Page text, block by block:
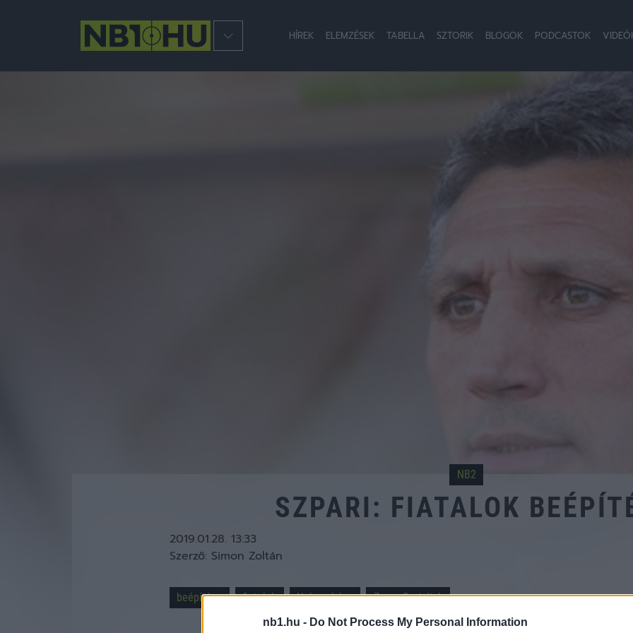
nb1.hu - Do Not Process My Personal Information
HÍREK ELEMZÉSEK TABELLA SZTORIK BLOGOK PODCASTOK
NB2
SZPARI: FIATALOK
2019.01.28. 13:33
Szerző: Simon Zoltán
beépítése fiatalok Nyíregyháza Zoran Szpisljak